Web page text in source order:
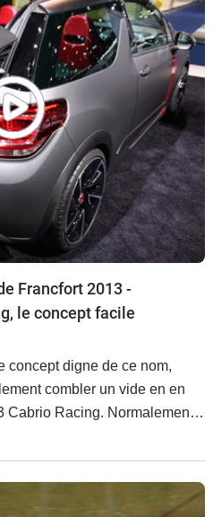
Francfort 2013 -
le concept facile
concept digne de ce nom,
combler un vide en en
Cabrio Racing. Normalement,